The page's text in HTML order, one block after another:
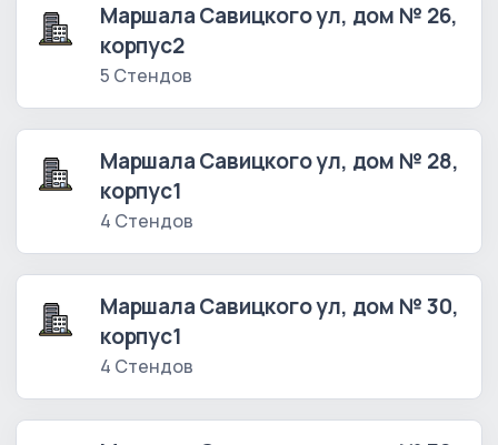
Маршала Савицкого ул, дом № 26,
корпус2
5 Стендов
Маршала Савицкого ул, дом № 28,
корпус1
4 Стендов
Маршала Савицкого ул, дом № 30,
корпус1
4 Стендов